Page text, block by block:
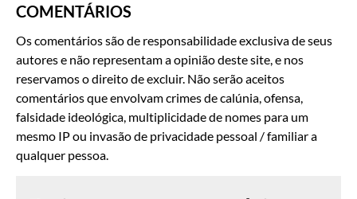
COMENTÁRIOS
Os comentários são de responsabilidade exclusiva de seus
autores e não representam a opinião deste site, e nos
reservamos o direito de excluir. Não serão aceitos
comentários que envolvam crimes de calúnia, ofensa,
falsidade ideológica, multiplicidade de nomes para um
mesmo IP ou invasão de privacidade pessoal / familiar a
qualquer pessoa.